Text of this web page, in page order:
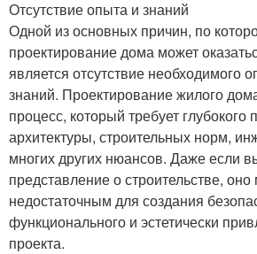
Отсутствие опыта и знаний
Одной из основных причин, по
проектирование дома может
является отсутствие необходимого
знаний. Проектирование жилого
процесс, который требует глубокого
архитектуры, строительных норм,
многих других нюансов. Даже если
представление о строительстве,
недостаточным для создания
функционального и эстетически
проекта.